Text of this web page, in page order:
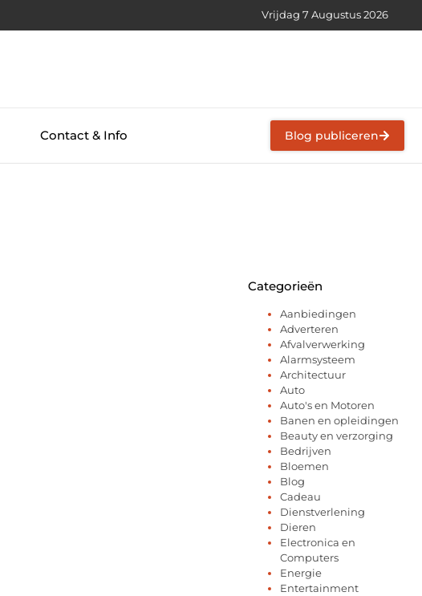
Vrijdag 7 Augustus 2026
Contact & Info Blog publiceren
Categorieën
Aanbiedingen
Adverteren
Afvalverwerking
Alarmsysteem
Architectuur
Auto
Auto's en Motoren
Banen en opleidingen
Beauty en verzorging
Bedrijven
Bloemen
Blog
Cadeau
Dienstverlening
Dieren
Electronica en
Computers
Energie
Entertainment